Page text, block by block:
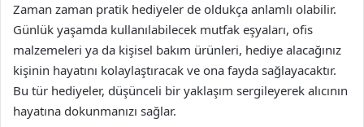
Zaman zaman pratik hediyeler de oldukça anlamlı olabilir.
Günlük yaşamda kullanılabilecek mutfak eşyaları, ofis
malzemeleri ya da kişisel bakım ürünleri, hediye alacağınız
kişinin hayatını kolaylaştıracak ve ona fayda sağlayacaktır.
Bu tür hediyeler, düşünceli bir yaklaşım sergileyerek alıcının
hayatına dokunmanızı sağlar.